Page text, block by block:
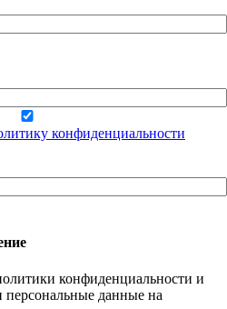
конфиденциальности
конфиденциальности и
персональные данные на